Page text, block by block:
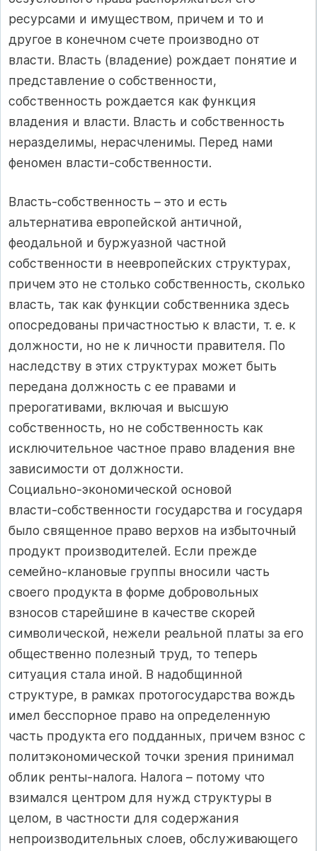
ресурсами и имуществом, причем и то и
другое в конечном счете производно от
власти. Власть (владение) рождает понятие и
представление о собственности,
собственность рождается как функция
владения и власти. Власть и собственность
неразделимы, нерасчленимы. Перед нами
феномен власти‑собственности.
Власть‑собственность – это и есть
альтернатива европейской античной,
феодальной и буржуазной частной
собственности в неевропейских структурах,
причем это не столько собственность, сколько
власть, так как функции собственника здесь
опосредованы причастностью к власти, т. е. к
должности, но не к личности правителя. По
наследству в этих структурах может быть
передана должность с ее правами и
прерогативами, включая и высшую
собственность, но не собственность как
исключительное частное право владения вне
зависимости от должности.
Социально‑экономической основой
власти‑собственности государства и государя
было священное право верхов на избыточный
продукт производителей. Если прежде
семейно‑клановые группы вносили часть
своего продукта в форме добровольных
взносов старейшине в качестве скорей
символической, нежели реальной платы за его
общественно полезный труд, то теперь
ситуация стала иной. В надобщинной
структуре, в рамках протогосударства вождь
имел бесспорное право на определенную
часть продукта его подданных, причем взнос с
политэкономической точки зрения принимал
облик ренты‑налога. Налога – потому что
взимался центром для нужд структуры в
целом, в частности для содержания
непроизводительных слоев, обслуживающего